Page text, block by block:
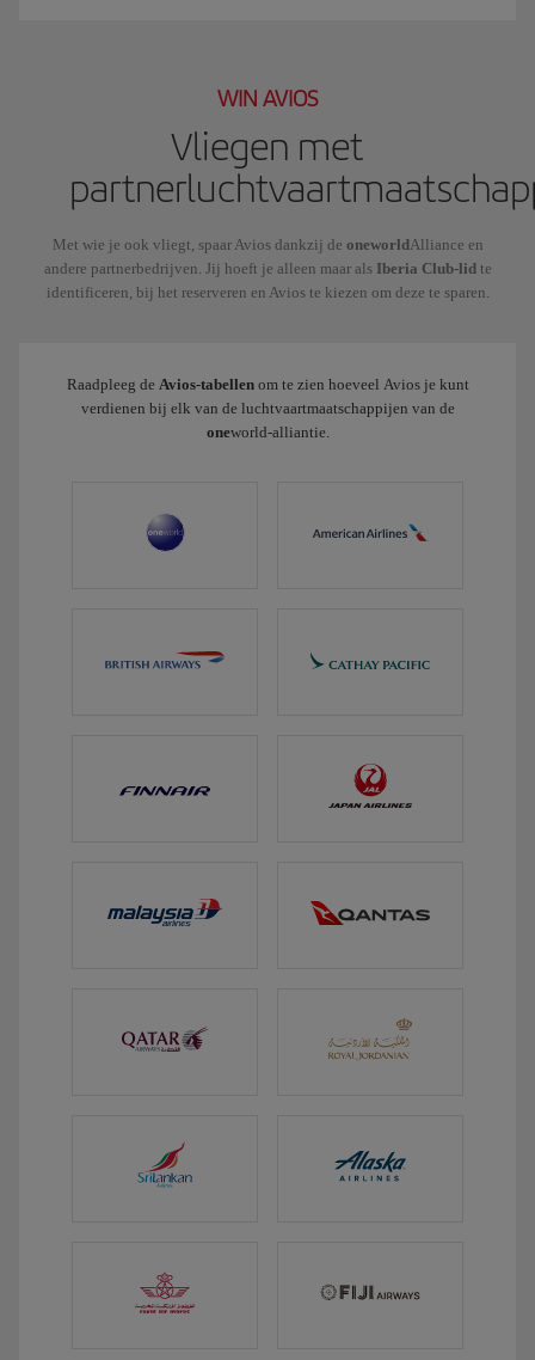
WIN AVIOS
Vliegen met
Met wie je ook vliegt, spaar Avios dankzij de oneworldAlliance en
andere partnerbedrijven. Jij hoeft je alleen maar alsIberia Club-lidte
identificeren, bij het reserveren en Avios te kiezen om deze te sparen.
Raadpleeg de Avios-tabellenom te zien hoeveel Avios je kunt
verdienen bij elk van de luchtvaartmaatschappijen van de
oneworld-alliantie.